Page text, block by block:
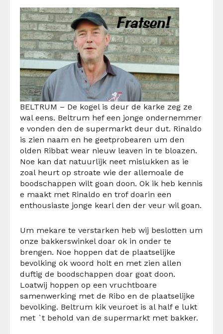
BELTRUM – De kogel is deur de karke zeg ze
wal eens. Beltrum hef een jonge ondernemmer
e vonden den de supermarkt deur dut. Rinaldo
is zien naam en he geetprobearen um den
olden Ribbat wear nieuw leaven in te bloazen.
Noe kan dat natuurlijk neet mislukken as ie
zoal heurt op stroate wie der allemoale de
boodschappen wilt goan doon. Ok ik heb kennis
e maakt met Rinaldo en trof doarin een
enthousiaste jonge kearlden der veur wil goan.
Um mekare te verstarken heb wij beslotten um
onze bakkerswinkel doar ok in onder te
brengen. Noe hoppen dat de plaatselijke
bevolking ok woord holt en met zien allen
duftig de boodschappen doar goat doon.
Loatwij hoppen op een vruchtboare
samenwerking met de Ribo en de plaatselijke
bevolking. Beltrum kik veuroet is al half e lukt
met `t behold van de supermarkt met bakker.